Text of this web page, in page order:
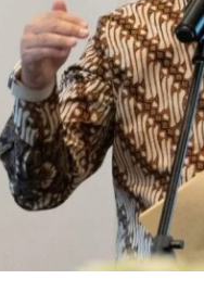
n
d
o
n
e
s
u